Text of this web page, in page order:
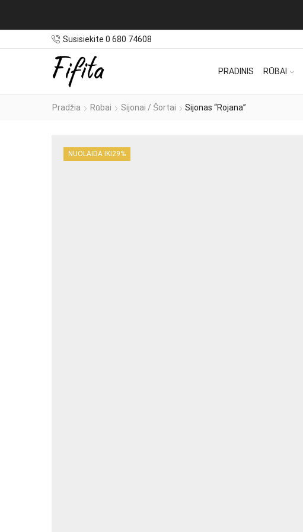
Susisiekite 0 680 74608
PRADINIS RŪBAI
Pradžia Rūbai Sijonai / Šortai Sijonas “Rojana”
NUOLAIDA IKI29%